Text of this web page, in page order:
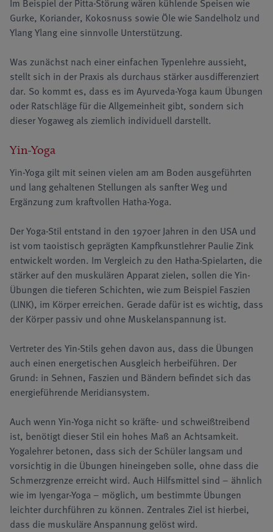
Gurke, Koriander, Kokosnuss sowie Öle wie Sandelholz und
Ylang Ylang eine sinnvolle Unterstützung.
Was zunächst nach einer einfachen Typenlehre aussieht,
stellt sich in der Praxis als durchaus stärker ausdifferenziert
dar. So kommt es, dass es im Ayurveda-Yoga kaum Übungen
oder Ratschläge für die Allgemeinheit gibt, sondern sich
dieser Yogaweg als ziemlich individuell darstellt.
Yin-Yoga
Yin-Yoga gilt mit seinen vielen am am Boden ausgeführten
und lang gehaltenen Stellungen als sanfter Weg und
Ergänzung zum kraftvollen Hatha-Yoga.
Der Yoga-Stil entstand in den 1970er Jahren in den USA und
ist vom taoistisch geprägten Kampfkunstlehrer Paulie Zink
entwickelt worden. Im Vergleich zu den Hatha-Spielarten, die
stärker auf den muskulären Apparat zielen, sollen die Yin-
Übungen die tieferen Schichten, wie zum Beispiel Faszien
(LINK), im Körper erreichen. Gerade dafür ist es wichtig, dass
der Körper passiv und ohne Muskelanspannung ist.
Vertreter des Yin-Stils gehen davon aus, dass die Übungen
auch einen energetischen Ausgleich herbeiführen. Der
Grund: in Sehnen, Faszien und Bändern befindet sich das
energieführende Meridiansystem.
Auch wenn Yin-Yoga nicht so kräfte- und schweißtreibend
ist, benötigt dieser Stil ein hohes Maß an Achtsamkeit.
Yogalehrer betonen, dass sich der Schüler langsam und
vorsichtig in die Übungen hineingeben solle, ohne dass die
Schmerzgrenze erreicht wird. Auch Hilfsmittel sind – ähnlich
wie im Iyengar-Yoga – möglich, um bestimmte Übungen
leichter durchführen zu können. Zentrales Ziel ist hierbei,
dass die muskuläre Anspannung gelöst wird.